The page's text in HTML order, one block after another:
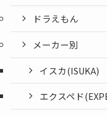
ドラえもん
メーカー別
イスカ(ISUKA)
エクスペド